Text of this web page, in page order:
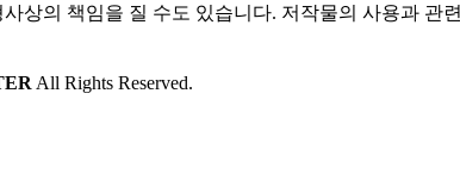
상의 책임을 질 수도 있습니다. 저작물의 사용과 관련
All Rights Reserved.